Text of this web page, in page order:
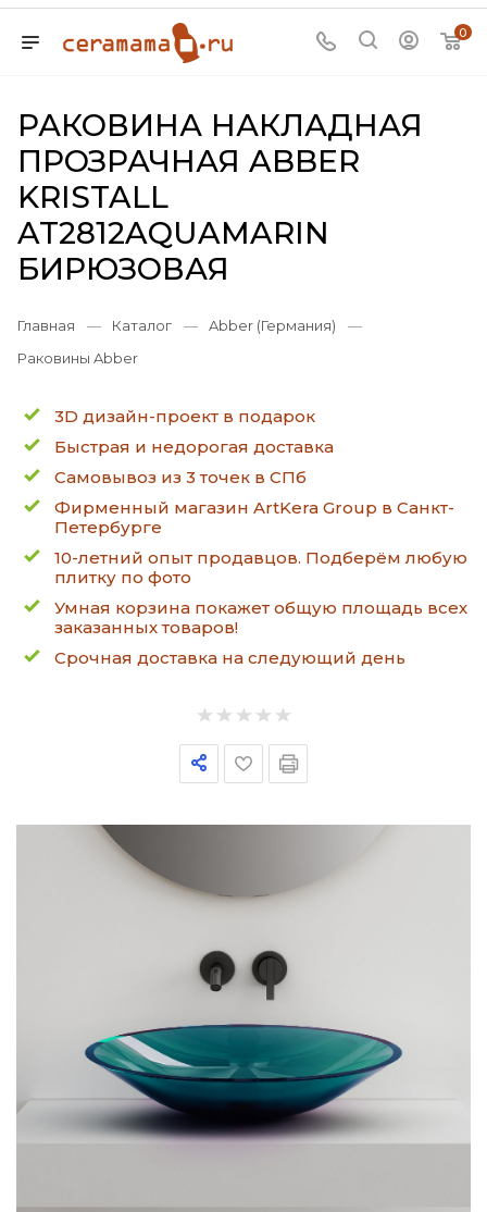
0
РАКОВИНА НАКЛАДНАЯ
ПРОЗРАЧНАЯ ABBER
KRISTALL
AT2812AQUAMARIN
БИРЮЗОВАЯ
Главная — Каталог — Abber (Германия)
—
Раковины Abber
3D дизайн-проект в подарок
Быстрая и недорогая доставка
Самовывоз из 3 точек в СПб
Фирменный магазин ArtKera Group в Санкт-
Петербурге
10-летний опыт продавцов. Подберём любую
плитку по фото
Умная корзина покажет общую площадь всех
заказанных товаров!
Срочная доставка на следующий день